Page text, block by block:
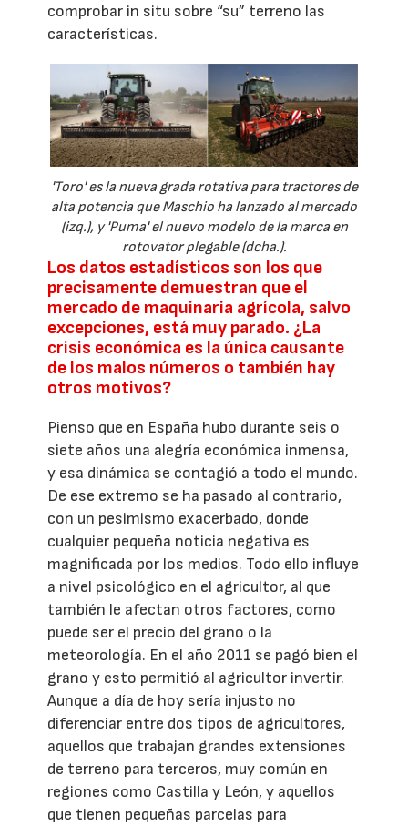
comprobar in situ sobre “su” terreno las
características.
'Toro' es la nueva grada rotativa para tractores de
alta potencia que Maschio ha lanzado al mercado
(izq.), y 'Puma' el nuevo modelo de la marca en
rotovator plegable (dcha.).
Los datos estadísticos son los que
precisamente demuestran que el
mercado de maquinaria agrícola, salvo
excepciones, está muy parado. ¿La
crisis económica es la única causante
de los malos números o también hay
otros motivos?
Pienso que en España hubo durante seis o
siete años una alegría económica inmensa,
y esa dinámica se contagió a todo el mundo.
De ese extremo se ha pasado al contrario,
con un pesimismo exacerbado, donde
cualquier pequeña noticia negativa es
magnificada por los medios. Todo ello influye
a nivel psicológico en el agricultor, al que
también le afectan otros factores, como
puede ser el precio del grano o la
meteorología. En el año 2011 se pagó bien el
grano y esto permitió al agricultor invertir.
Aunque a día de hoy sería injusto no
diferenciar entre dos tipos de agricultores,
aquellos que trabajan grandes extensiones
de terreno para terceros, muy común en
regiones como Castilla y León, y aquellos
que tienen pequeñas parcelas para